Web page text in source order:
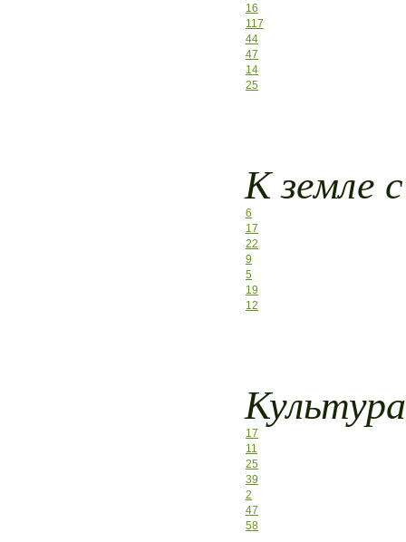
16
117
44
47
14
25
К земле
6
17
22
9
5
19
12
17
11
25
39
2
47
58